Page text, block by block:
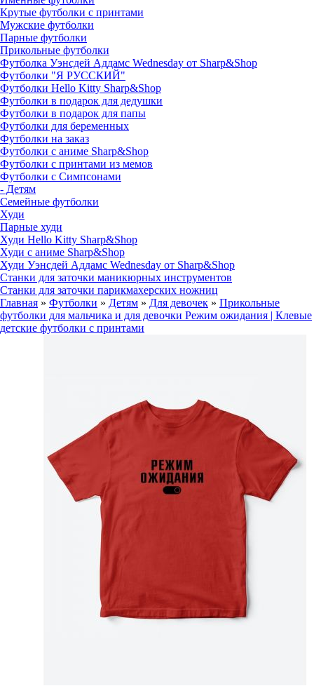
Крутые футболки с принтами
Мужские футболки
Парные футболки
Прикольные футболки
Футболка Уэнсдей Аддамс Wednesday от Sharp&Shop
Футболки "Я РУССКИЙ"
Футболки Hello Kitty Sharp&Shop
Футболки в подарок для дедушки
Футболки в подарок для папы
Футболки для беременных
Футболки на заказ
Футболки с аниме Sharp&Shop
Футболки с принтами из мемов
Футболки с Симпсонами
- Детям
Семейные футболки
Худи
Парные худи
Худи Hello Kitty Sharp&Shop
Худи с аниме Sharp&Shop
Худи Уэнсдей Аддамс Wednesday от Sharp&Shop
Станки для заточки маникюрных инструментов
Станки для заточки парикмахерских ножниц
Главная » Футболки » Детям » Для девочек » Прикольные
футболки для мальчика и для девочки Режим ожидания | Клевые
детские футболки с принтами